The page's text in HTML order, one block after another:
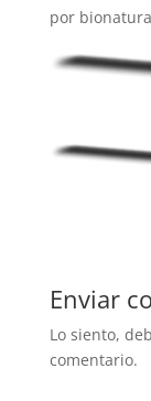
por
Enviar
Lo siento,
comentario.